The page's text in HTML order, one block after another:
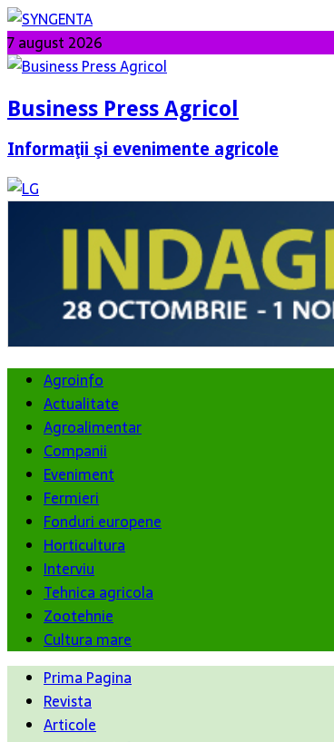
7 august 2026
Business Press Agricol
Informaţii şi evenimente agricole
Agroinfo
Actualitate
Agroalimentar
Companii
Eveniment
Fermieri
Fonduri europene
Horticultura
Interviu
Tehnica agricola
Zootehnie
Cultura mare
Prima Pagina
Revista
Articole